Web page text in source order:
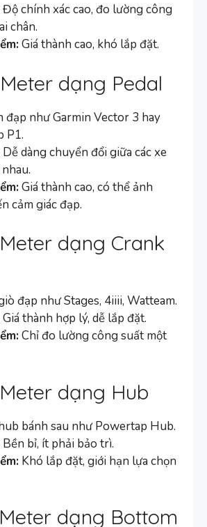
Độ chính xác cao, đo lường công
chân.
Giá thành cao, khó lắp đặt.
dạng Pedal
đạp như Garmin Vector 3 hay
P1.
Dễ dàng chuyển đổi giữa các xe
Giá thành cao, có thể ảnh
cảm giác đạp.
dạng Crank
đạp như Stages, 4iiii, Watteam.
Giá thành hợp lý, dễ lắp đặt.
Chỉ đo lường công suất một
dạng Hub
bánh sau như Powertap Hub.
Bền bỉ, ít phải bảo trì.
Khó lắp đặt, giới hạn lựa chọn
dạng Bottom